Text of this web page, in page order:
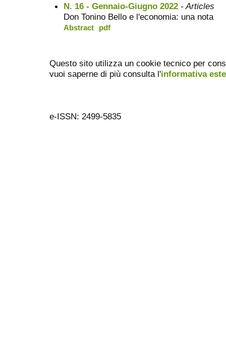
N. 16 - Gennaio-Giugno 2022 - Articles
Don Tonino Bello e l'economia: una nota
Abstract pdf
Questo sito utilizza un cookie tecnico per
vuoi saperne di più consulta l'informativa
e-ISSN: 2499-5835